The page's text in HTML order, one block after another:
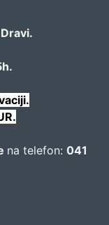
na telefon: 041